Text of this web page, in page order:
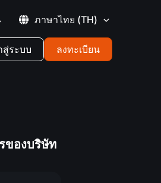
ภาษาไทย (TH)
สู่ระบบ ลงทะเบียน
ของบริษัท